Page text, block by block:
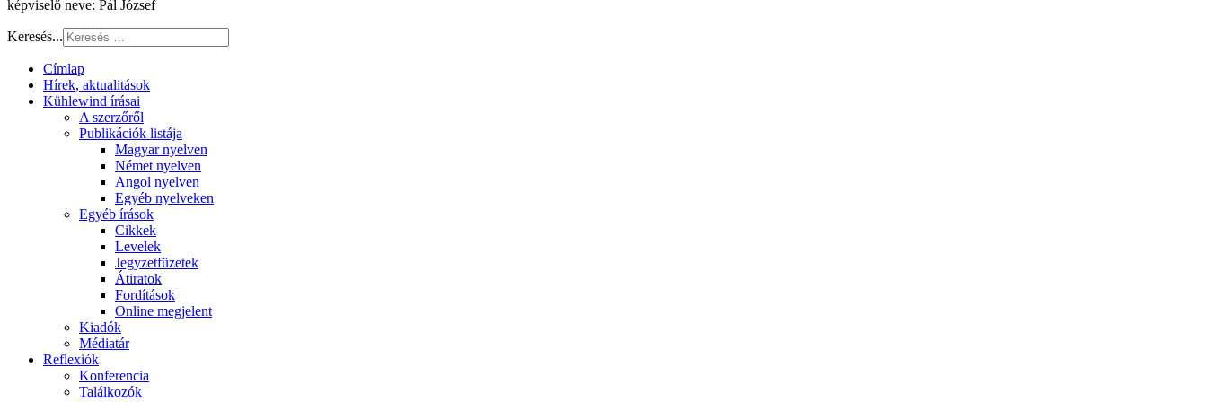
képviselő neve: Pál József
Keresés...
Címlap
Hírek, aktualitások
Kühlewind írásai
A szerzőről
Publikációk listája
Magyar nyelven
Német nyelven
Angol nyelven
Egyéb nyelveken
Egyéb írások
Cikkek
Levelek
Jegyzetfüzetek
Átiratok
Fordítások
Online megjelent
Kiadók
Médiatár
Reflexiók
Konferencia
Találkozók